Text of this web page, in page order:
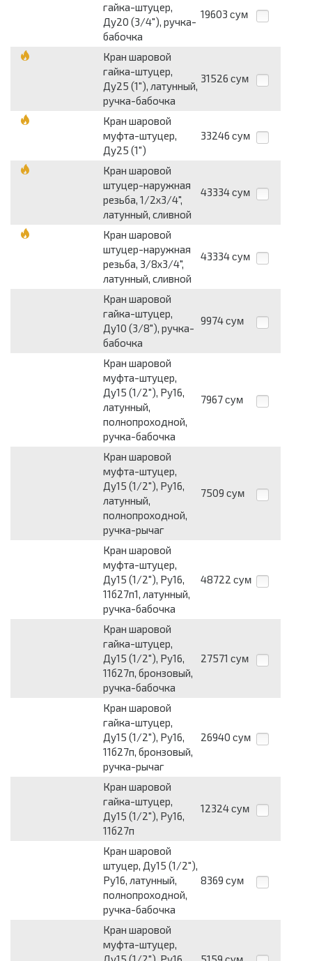
гайка-штуцер,
Ду20 (3/4"), ручка-
бабочка
19603 сум
Кран шаровой
гайка-штуцер,
Ду25 (1"), латунный,
ручка-бабочка
31526 сум
Кран шаровой
муфта-штуцер,
Ду25 (1")
33246 сум
Кран шаровой
штуцер-наружная
резьба, 1/2х3/4",
латунный, сливной
43334 сум
Кран шаровой
штуцер-наружная
резьба, 3/8х3/4",
латунный, сливной
43334 сум
Кран шаровой
гайка-штуцер,
Ду10 (3/8"), ручка-
бабочка
9974 сум
Кран шаровой
муфта-штуцер,
Ду15 (1/2"), Ру16,
латунный,
полнопроходной,
ручка-бабочка
7967 сум
Кран шаровой
муфта-штуцер,
Ду15 (1/2"), Ру16,
латунный,
полнопроходной,
ручка-рычаг
7509 сум
Кран шаровой
муфта-штуцер,
Ду15 (1/2"), Ру16,
11б27п1, латунный,
ручка-бабочка
48722 сум
Кран шаровой
гайка-штуцер,
Ду15 (1/2"), Ру16,
11б27п, бронзовый,
ручка-бабочка
27571 сум
Кран шаровой
гайка-штуцер,
Ду15 (1/2"), Ру16,
11б27п, бронзовый,
ручка-рычаг
26940 сум
Кран шаровой
гайка-штуцер,
Ду15 (1/2"), Ру16,
11б27п
12324 сум
Кран шаровой
штуцер, Ду15 (1/2"),
Ру16, латунный,
полнопроходной,
ручка-бабочка
8369 сум
Кран шаровой
муфта-штуцер,
сум